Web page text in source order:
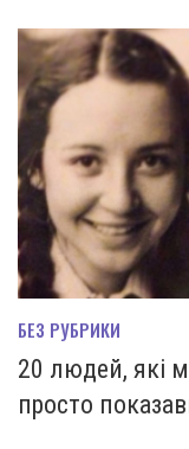
БЕЗ РУБРИКИ
20 людей, які
просто